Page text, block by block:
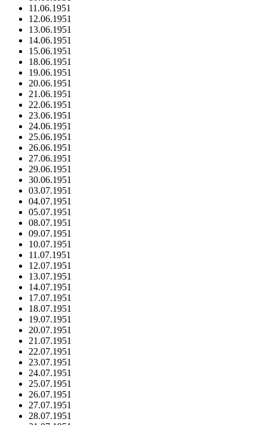
11.06.1951
12.06.1951
13.06.1951
14.06.1951
15.06.1951
18.06.1951
19.06.1951
20.06.1951
21.06.1951
22.06.1951
23.06.1951
24.06.1951
25.06.1951
26.06.1951
27.06.1951
29.06.1951
30.06.1951
03.07.1951
04.07.1951
05.07.1951
08.07.1951
09.07.1951
10.07.1951
11.07.1951
12.07.1951
13.07.1951
14.07.1951
17.07.1951
18.07.1951
19.07.1951
20.07.1951
21.07.1951
22.07.1951
23.07.1951
24.07.1951
25.07.1951
26.07.1951
27.07.1951
28.07.1951